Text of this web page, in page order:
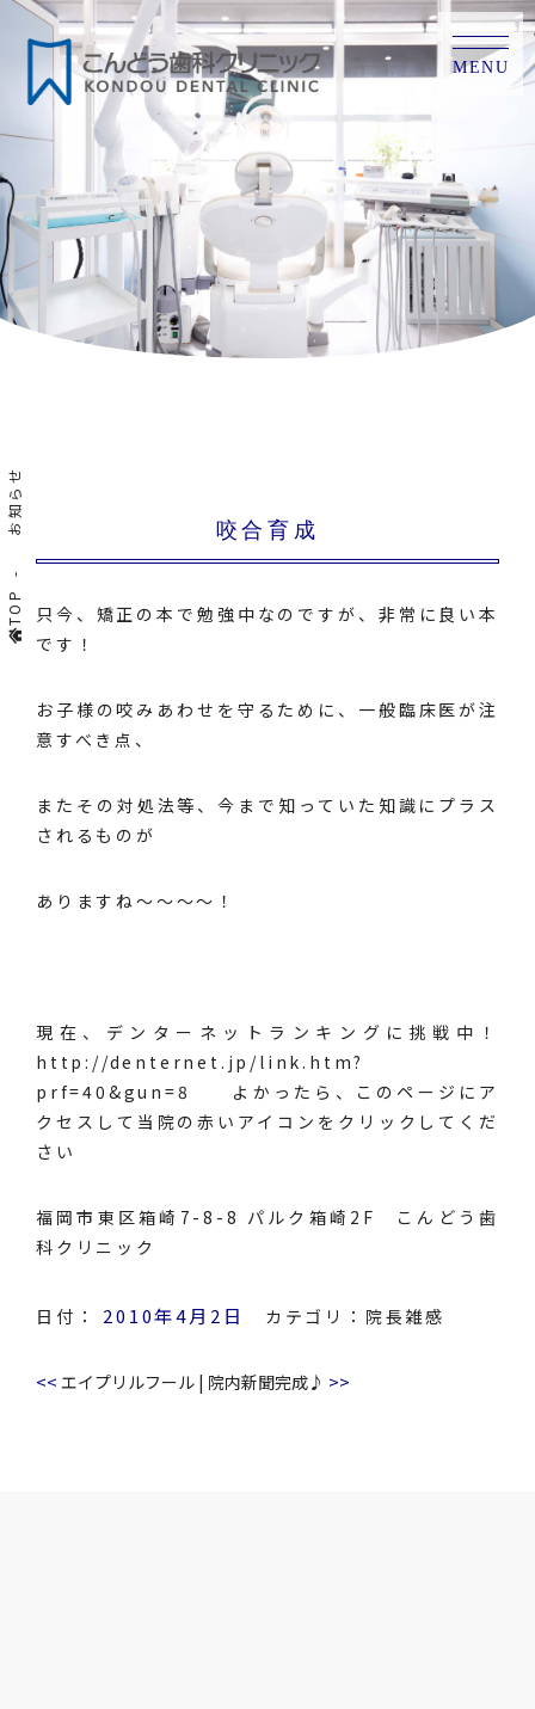
MENU
TOP
お知らせ 咬合育成
只今、矯正の本で勉強中なのですが、非常に良い本
です！
お子様の咬みあわせを守るために、一般臨床医が注
意すべき点、
またその対処法等、今まで知っていた知識にプラス
されるものが
ありますね～～～～！
現在、デンターネットランキングに挑戦中！
http://denternet.jp/link.htm?
prf=40&gun=8
よかったら、このページにア
クセスして当院の赤いアイコンをクリックしてくだ
さい
福岡市東区箱崎7-8-8 パルク箱崎2F こんどう歯
科クリニック
日付： 2010年4月2日 カテゴリ： 院長雑感
<< エイプリルフール | 院内新聞完成♪ >>